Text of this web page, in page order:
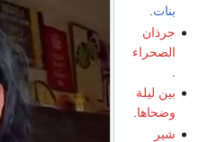
بنات.
جرذان
الصحراء
بين ليلة
وضحاها
شير